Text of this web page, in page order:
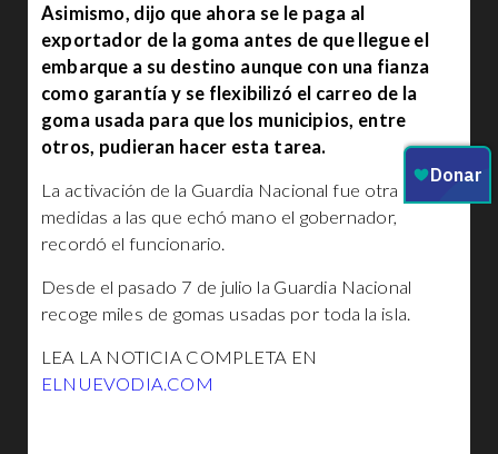
Asimismo, dijo que ahora se le paga al
exportador de la goma antes de que llegue el
embarque a su destino aunque con una fianza
como garantía y se flexibilizó el carreo de la
goma usada para que los municipios, entre
otros, pudieran hacer esta tarea.
La activación de la Guardia Nacional fue otra de las
medidas a las que echó mano el gobernador,
recordó el funcionario.
Desde el pasado 7 de julio la Guardia Nacional
recoge miles de gomas usadas por toda la isla.
LEA LA NOTICIA COMPLETA EN
ELNUEVODIA.COM